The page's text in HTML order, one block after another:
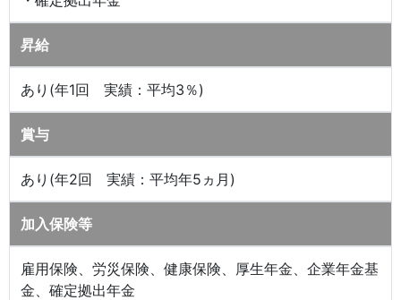
昇給
あり(年1回 実績：平均3％)
賞与
あり(年2回 実績：平均年5ヵ月)
加入保険等
雇用保険、労災保険、健康保険、厚生年金、企業年金基
金、確定拠出年金